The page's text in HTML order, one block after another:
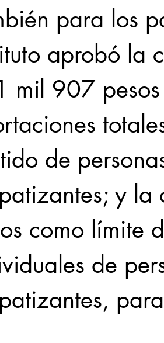
para los
aprobó la
mil 907
de
y
como límite
de